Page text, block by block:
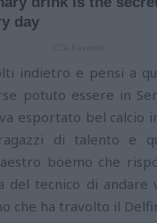
indietro e pensi a
potuto essere in
esportato bel calcio
di talento e
boemo che
del tecnico di andare
che ha travolto il